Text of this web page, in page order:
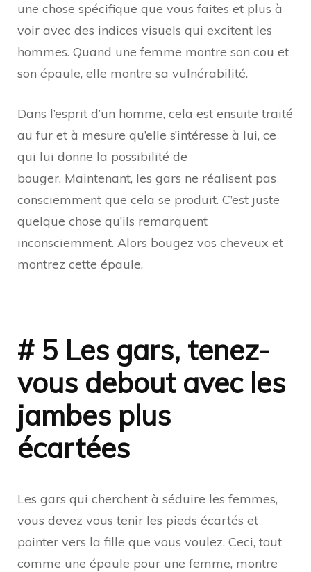
une chose spécifique que vous faites et plus à
voir avec des indices visuels qui excitent les
hommes. Quand une femme montre son cou et
son épaule, elle montre sa vulnérabilité.
Dans l’esprit d’un homme, cela est ensuite traité
au fur et à mesure qu’elle s’intéresse à lui, ce
qui lui donne la possibilité de
bouger. Maintenant, les gars ne réalisent pas
consciemment que cela se produit. C’est juste
quelque chose qu’ils remarquent
inconsciemment. Alors bougez vos cheveux et
montrez cette épaule.
# 5 Les gars, tenez-
vous debout avec les
jambes plus
écartées
Les gars qui cherchent à séduire les femmes,
vous devez vous tenir les pieds écartés et
pointer vers la fille que vous voulez. Ceci, tout
comme une épaule pour une femme, montre